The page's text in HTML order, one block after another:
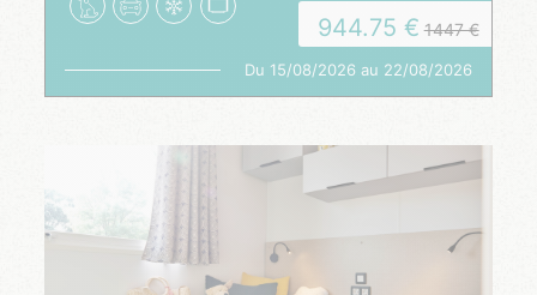
944.75 1447
Du 15/08/2026 au 22/08/2026